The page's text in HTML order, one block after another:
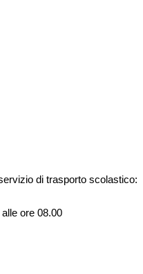
di trasporto scolastico:
ore 08.00